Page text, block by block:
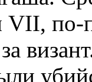
VII,